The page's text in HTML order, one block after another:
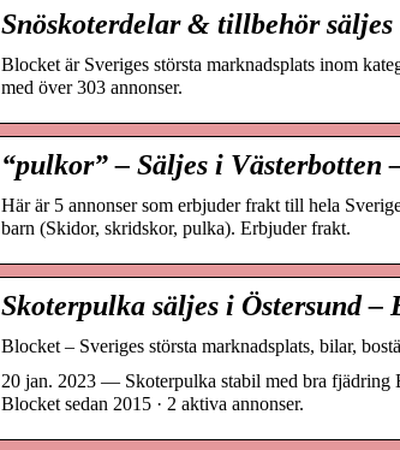
Snöskoterdelar & tillbehör
Blocket är Sveriges största marknadsplats inom
med över 303 annonser.
“pulkor” – Säljes i Västerbotten
Här är 5 annonser som erbjuder frakt till hela
barn (Skidor, skridskor, pulka). Erbjuder frakt.
Skoterpulka säljes i Östersund –
Blocket – Sveriges största marknadsplats, bilar,
20 jan. 2023 — Skoterpulka stabil med bra fjädring
Blocket sedan 2015 · 2 aktiva annonser.